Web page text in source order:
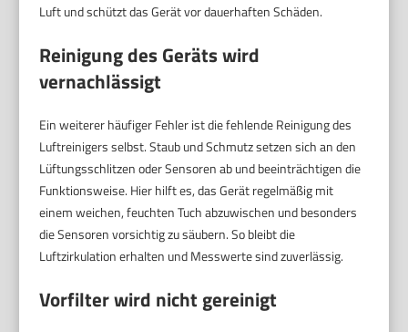
Luft und schützt das Gerät vor dauerhaften Schäden.
Reinigung des Geräts wird
vernachlässigt
Ein weiterer häufiger Fehler ist die fehlende Reinigung des
Luftreinigers selbst. Staub und Schmutz setzen sich an den
Lüftungsschlitzen oder Sensoren ab und beeinträchtigen die
Funktionsweise. Hier hilft es, das Gerät regelmäßig mit
einem weichen, feuchten Tuch abzuwischen und besonders
die Sensoren vorsichtig zu säubern. So bleibt die
Luftzirkulation erhalten und Messwerte sind zuverlässig.
Vorfilter wird nicht gereinigt